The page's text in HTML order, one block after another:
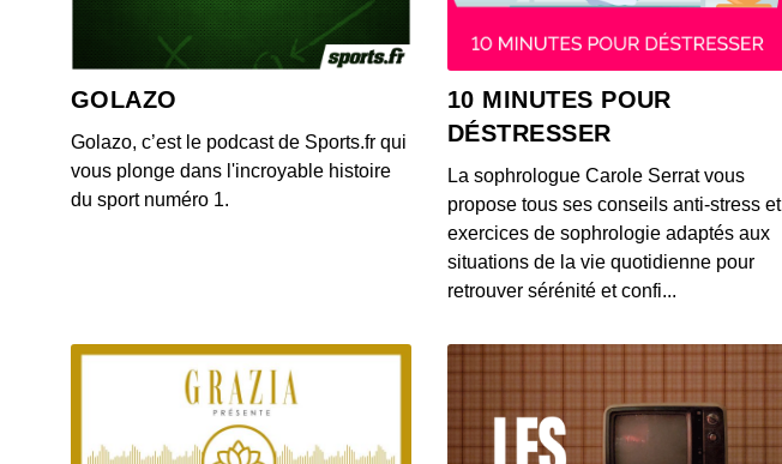
GOLAZO
Golazo, c’est le podcast de Sports.fr qui
vous plonge dans l'incroyable histoire
du sport numéro 1.
10 MINUTES POUR
DÉSTRESSER
La sophrologue Carole Serrat vous
propose tous ses conseils anti-stress et
exercices de sophrologie adaptés aux
situations de la vie quotidienne pour
retrouver sérénité et confi...